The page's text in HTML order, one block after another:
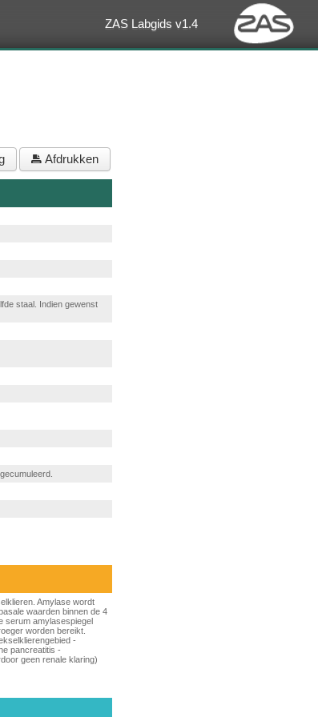
ZAS Labgids v1.4
Afdrukken
staal. Indien gewenst
Amylase wordt
waarden binnen de 4
serum amylasespiegel
worden bereikt.
-
pancreatitis -
geen renale klaring)